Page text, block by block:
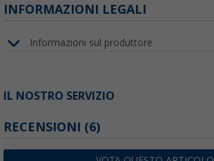
INFORMAZIONI LEGALI
Informazioni sul produttore
IL NOSTRO SERVIZIO
RECENSIONI (6)